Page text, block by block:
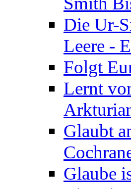
Die Ur-
Leere -
Folgt
Lernt
Glaubt
Glaube